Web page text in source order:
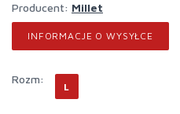
Producent: Millet
INFORMACJE O WYSYŁCE
rozm:
L